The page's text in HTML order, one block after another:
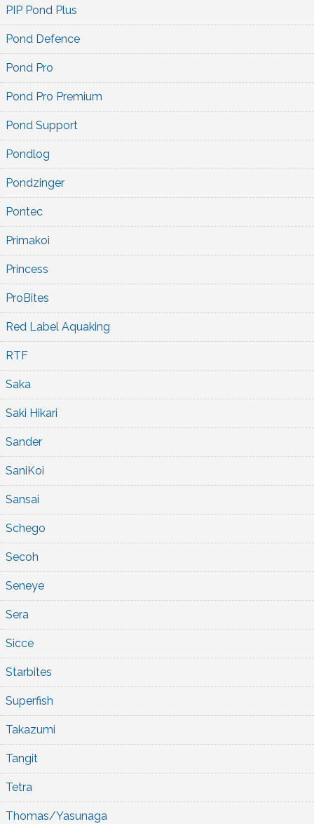
PIP Pond Plus
Pond Defence
Pond Pro
Pond Pro Premium
Pond Support
Pondlog
Pondzinger
Pontec
Primakoi
Princess
ProBites
Red Label Aquaking
RTF
Saka
Saki Hikari
Sander
SaniKoi
Sansai
Schego
Secoh
Seneye
Sera
Sicce
Starbites
Superfish
Takazumi
Tangit
Tetra
Thomas/Yasunaga